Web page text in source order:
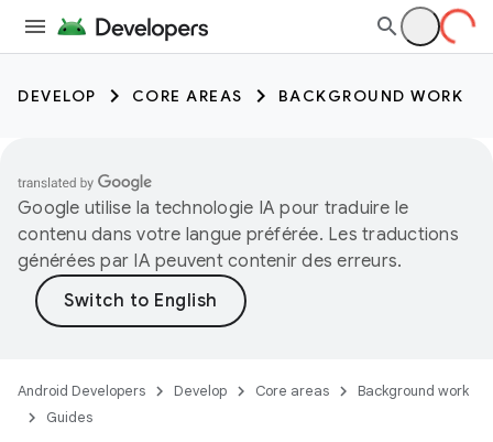
DEVELOP CORE AREAS BACKGROUND WORK
Google utilise la technologie IA pour traduire le
contenu dans votre langue préférée. Les traductions
générées par IA peuvent contenir des erreurs.
Android Developers Develop Core areas
Background work
Guides